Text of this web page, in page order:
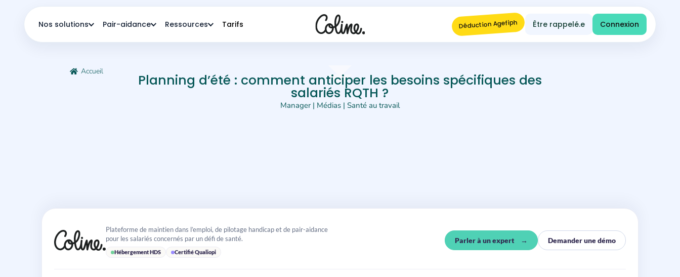
Accueil
Planning d’été : comment anticiper les besoins spécifiques des
salariés RQTH ?
Manager| Médias| Santé au travail
Plateforme de maintien dans l’emploi, de pilotage handicap et de pair-aidance
pour les salariés concernés par un défi de santé.
Hébergement HDS Certifié Qualiopi
Parler à un expert Demander une démo
Nos solutions Pair-aidance Ressources Tarifs Déduction Agefiph Être rappelé.e Connexion